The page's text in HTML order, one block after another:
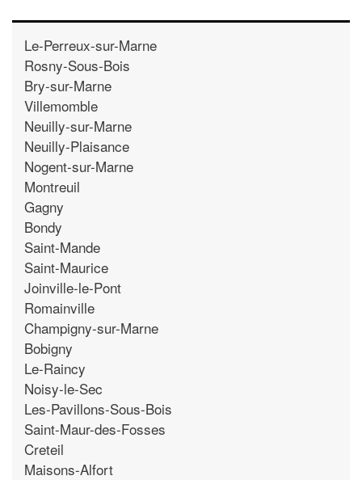
Le-Perreux-sur-Marne
Rosny-Sous-Bois
Bry-sur-Marne
Villemomble
Neuilly-sur-Marne
Neuilly-Plaisance
Nogent-sur-Marne
Montreuil
Gagny
Bondy
Saint-Mande
Saint-Maurice
Joinville-le-Pont
Romainville
Champigny-sur-Marne
Bobigny
Le-Raincy
Noisy-le-Sec
Les-Pavillons-Sous-Bois
Saint-Maur-des-Fosses
Creteil
Maisons-Alfort